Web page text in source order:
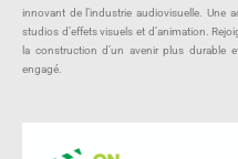
innovant de l’industrie audiovisuelle. Une
studios d’effets visuels et d’animation.
la construction d’un avenir plus durable
engagé.